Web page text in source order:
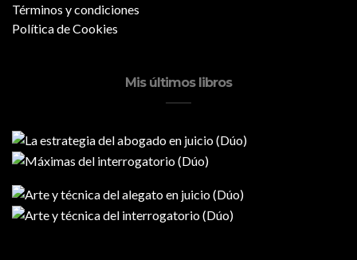
Términos y condiciones
Política de Cookies
Mis últimos libros